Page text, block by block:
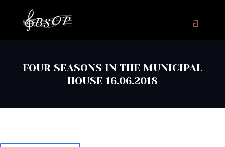
FOUR SEASONS IN THE MUNICIPAL
HOUSE 16.06.2018